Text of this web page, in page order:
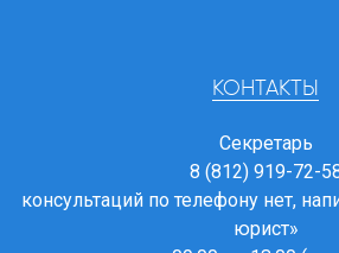
КОНТАКТЫ
Секретарь
8 (812) 919-72-
консультаций по телефону нет,
юрист»